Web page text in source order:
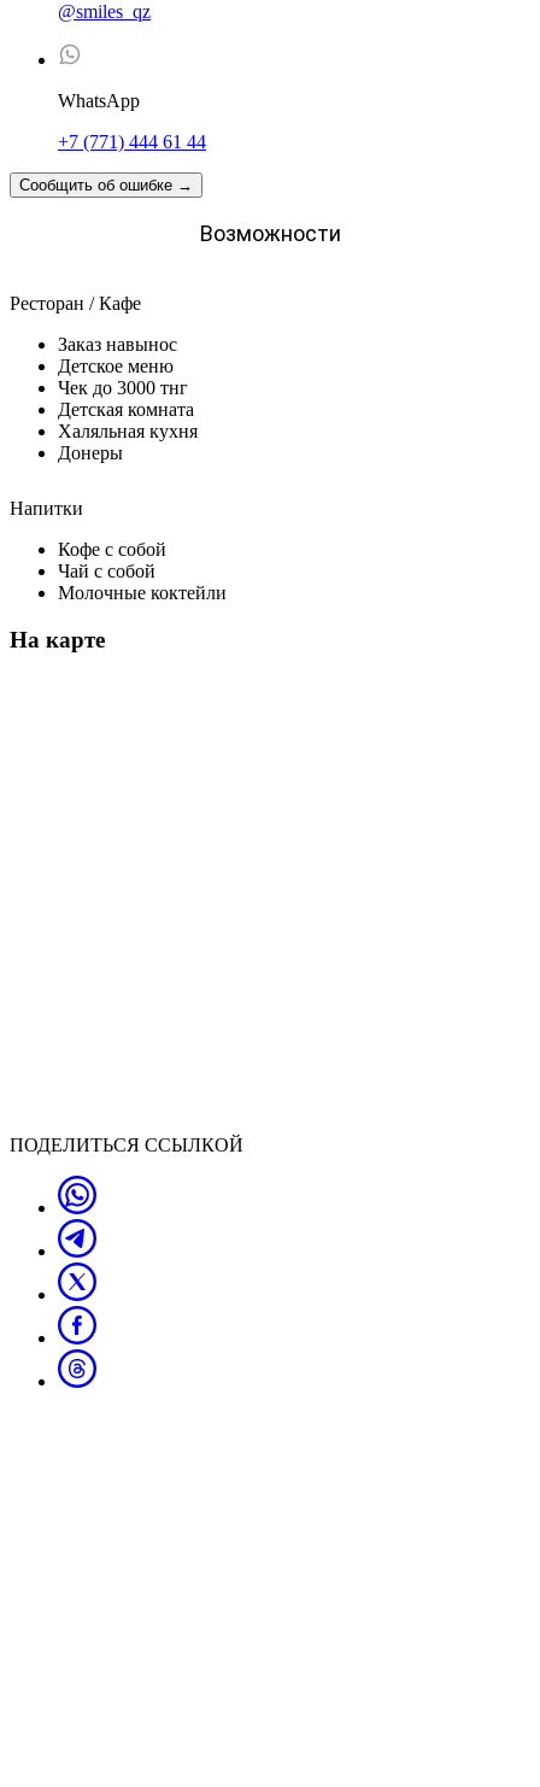
@smiles_qz
WhatsApp
+7 (771) 444 61 44
Сообщить об ошибке →
Возможности
Ресторан / Кафе
Заказ навынос
Детское меню
Чек до 3000 тнг
Детская комната
Халяльная кухня
Донеры
Напитки
Кофе с собой
Чай с собой
Молочные коктейли
На карте
ПОДЕЛИТЬСЯ ССЫЛКОЙ